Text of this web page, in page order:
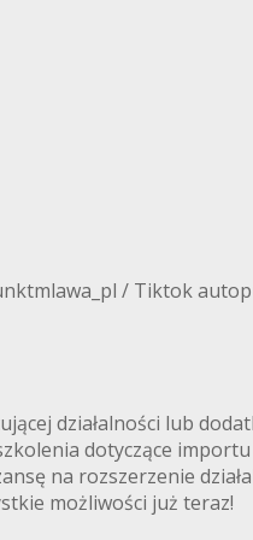
/ Tiktok
działalności lub
dotyczące
na rozszerzenie
możliwości już teraz!